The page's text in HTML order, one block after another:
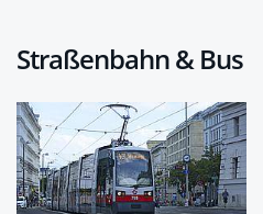
Straßenbahn & Bus